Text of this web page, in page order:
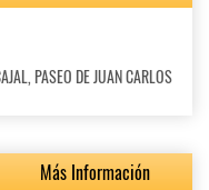
PASEO DE JUAN CARLOS
Más Información